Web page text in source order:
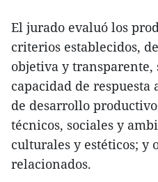
El jurado evaluó los
criterios establecidos,
objetiva y transparente,
capacidad de
de desarrollo
técnicos, sociales y
culturales y estéticos; y
relacionados.